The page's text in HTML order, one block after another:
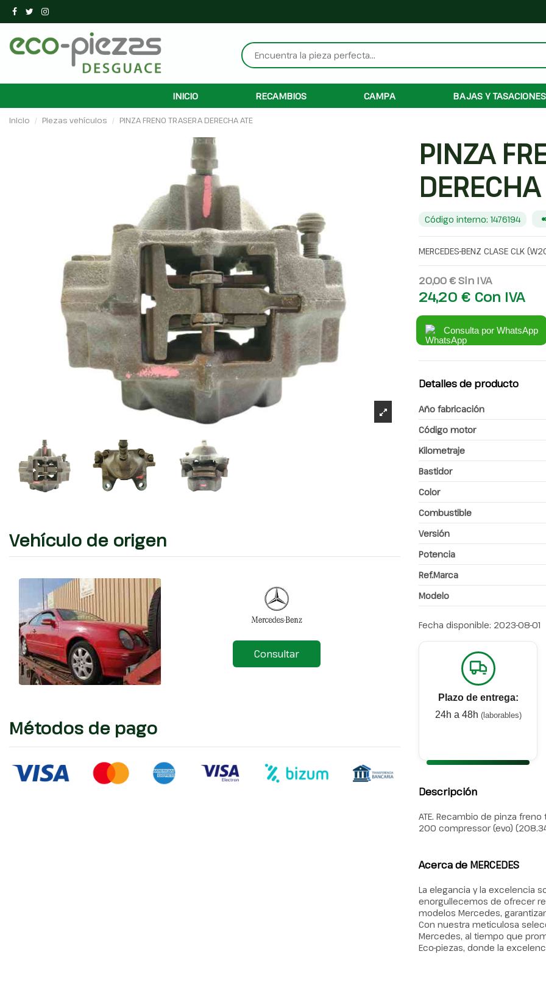
INICIO RECAMBIOS CAMPA BAJAS Y TASACIONES
Inicio Piezas vehículos PINZA FRENO TRASERA DERECHA ATE
Vehículo de origen
Consultar
Métodos de pago
PINZA
Código interno: 1476194
MERCEDES-BENZ CLASE CLK
20,00 €Sin IVA
24,20 € Con IVA
Consulta por WhatsApp
Detalles de producto
Año fabricación
Código motor
Kilometraje
Bastidor
Color
Combustible
Versión
Potencia
Ref.Marca
Modelo
Fecha disponible: 2023-08-01
Plazo de entrega:
24h a 48h (laborables)
Descripción
ATE. Recambio de pinza
200 compressor (evo)
Acerca de MERCEDES
La elegancia y la excelencia
enorgullecemos de ofrecer
modelos Mercedes,
Con nuestra meticulosa
Mercedes, al tiempo que
Eco-piezas, donde la